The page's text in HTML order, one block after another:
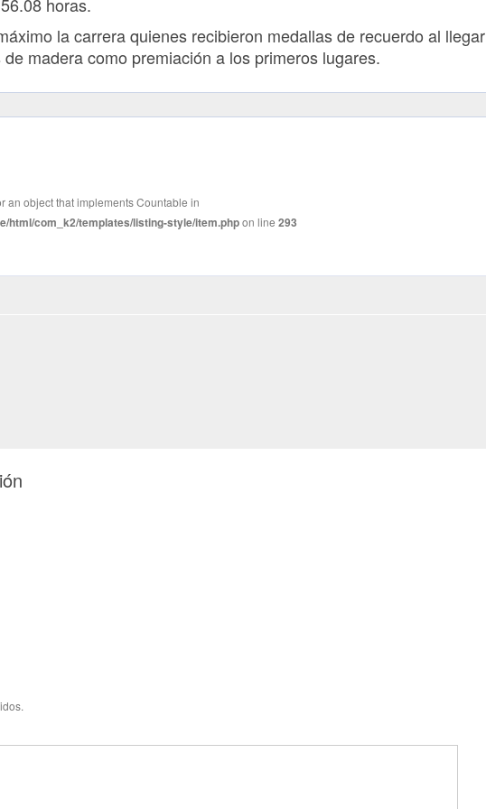
la carrera quienes recibieron medallas de recuerdo al
madera como premiación a los primeros lugares.
an object that implements Countable in
html/com_k2/templates/listing-style/item.phpon line 293